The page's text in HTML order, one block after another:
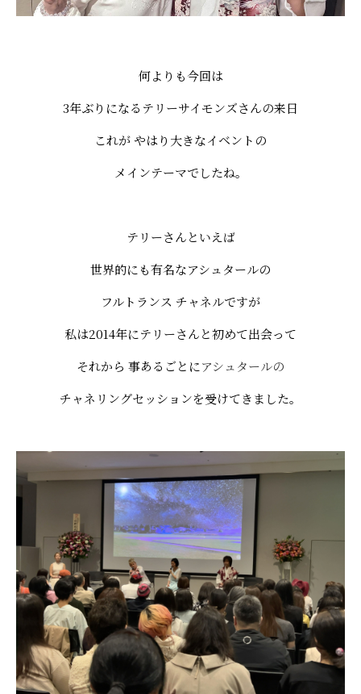
何よりも今回は
3年ぶりになるテリーサイモンズさんの来日
これが やはり大きなイベントの
メインテーマでしたね。
テリーさんといえば
世界的にも有名なアシュタールの
フルトランス チャネルですが
私は2014年にテリーさんと初めて出会って
それから 事あるごとにアシュタールの
チャネリングセッションを受けてきました。